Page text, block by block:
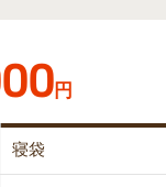
円
寝袋